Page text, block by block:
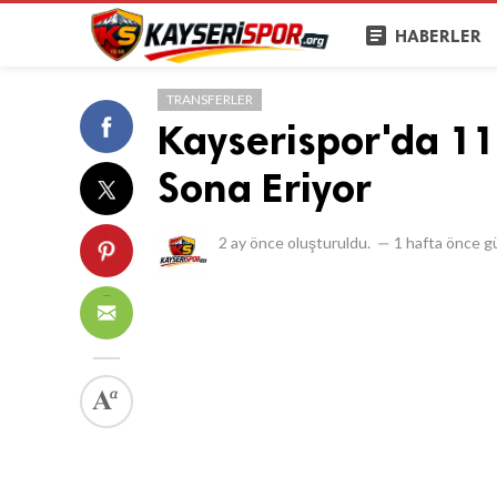
article HABERLER
TRANSFERLER
Kayserispor'da
Sona Eriyor
2 ay önce oluşturuldu. — 1 hafta önce